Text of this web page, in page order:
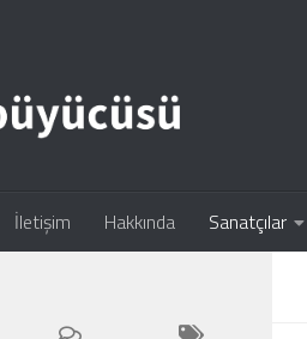
İletişim Hakkında Sanatçılar